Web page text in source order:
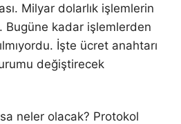
Milyar dolarlık işlemlerin
kadar işlemlerden
İşte ücret anahtarı
değiştirecek
neler olacak? Protokol